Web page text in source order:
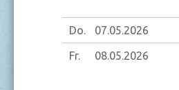
Do. 07.05.2026
Fr. 08.05.2026